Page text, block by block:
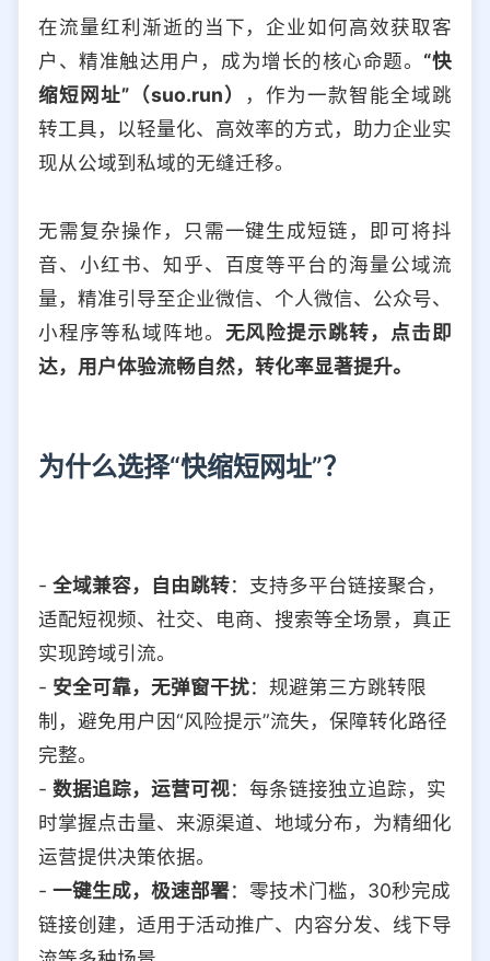
在流量红利渐逝的当下，企业如何高效获取客
户、精准触达用户，成为增长的核心命题。 “快
缩短网址”（suo.run）
，作为一款智能全域跳
转工具，以轻量化、高效率的方式，助力企业实
现从公域到私域的无缝迁移。
无需复杂操作，只需一键生成短链，即可将抖
音、小红书、知乎、百度等平台的海量公域流
量，精准引导至企业微信、个人微信、公众号、
小程序等私域阵地。 无风险提示跳转，点击即
达，用户体验流畅自然，转化率显著提升。
为什么选择“快缩短网址”？
- 全域兼容，自由跳转：支持多平台链接聚合，
适配短视频、社交、电商、搜索等全场景，真正
实现跨域引流。
- 安全可靠，无弹窗干扰：规避第三方跳转限
制，避免用户因“风险提示”流失，保障转化路径
完整。
- 数据追踪，运营可视：每条链接独立追踪，实
时掌握点击量、来源渠道、地域分布，为精细化
运营提供决策依据。
- 一键生成，极速部署：零技术门槛，30秒完成
链接创建，适用于活动推广、内容分发、线下导